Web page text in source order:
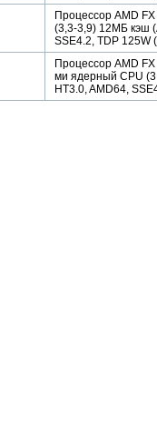
Процессор AMD
(3,3-3,9) 12МБ кэш
SSE4.2, TDP 125W
Процессор AMD
ми ядерный CPU
HT3.0, AMD64,